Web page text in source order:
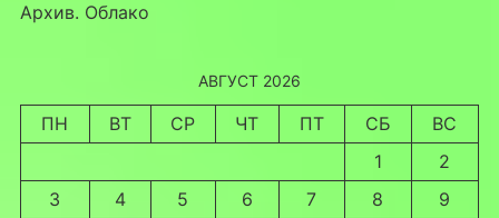
Архив. Облако
АВГУСТ 2026
ПН ВТ СР ЧТ ПТ СБ
ВС
1
2
3
4 5 6 7 8
9